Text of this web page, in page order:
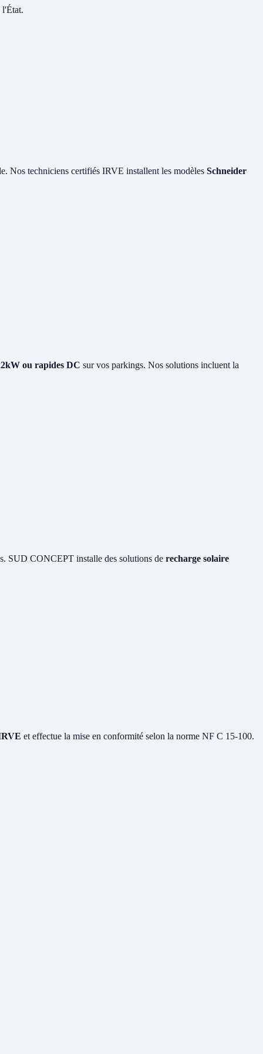
l'État.
Nos techniciens certifiés IRVE installent les modèles Schneider
ou rapides DC sur vos parkings. Nos solutions incluent la
SUD CONCEPT installe des solutions de recharge solaire
et effectue la mise en conformité selon la norme NF C 15-100.